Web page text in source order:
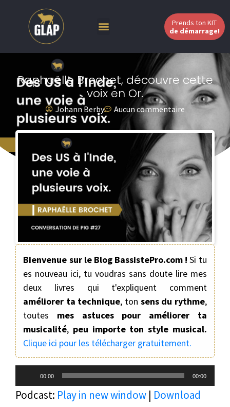
Prends ton KIT
de démarrage!
Raphaëlle Brochet, découvre cette
voix en Or.
Johann Berby Aucun commentaire
Bienvenue sur le Blog BassistePro.com ! Si tu
es nouveau ici, tu voudras sans doute lire mes
deux livres qui t'expliquent comment
améliorer ta technique, ton sens du rythme,
toutes mes astuces pour améliorer ta
musicalité, peu importe ton style musical.
Clique ici pour les télécharger gratuitement.
Lecteur
audio
00:00 00:00
Podcast: Play in new window | Download